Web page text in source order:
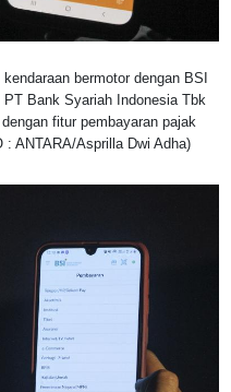
bermotor dengan BSI
Bank Syariah Indonesia Tbk
fitur pembayaran pajak
: ANTARA/Asprilla Dwi Adha)